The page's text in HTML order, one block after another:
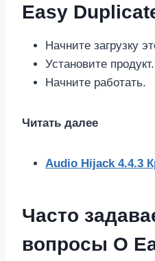
Easy
Начните загрузку
Установите продукт.
Начните работать.
Читать далее
Audio Hijack 4.4.3
Часто
вопросы О